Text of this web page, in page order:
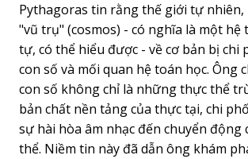
Pythagoras tin rằng thế giới tự nhiên,
"vũ trụ" (cosmos) - có nghĩa là một
tự, có thể hiểu được - về cơ bản bị chi
con số và mối quan hệ toán học. Ông
con số không chỉ là những thực thể
bản chất nền tảng của thực tại, chi
sự hài hòa âm nhạc đến chuyển động
thể. Niềm tin này đã dẫn ông khám